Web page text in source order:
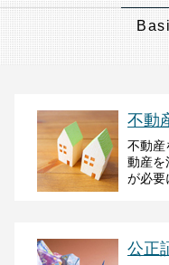
不動
不動産
動産を
が必
公正